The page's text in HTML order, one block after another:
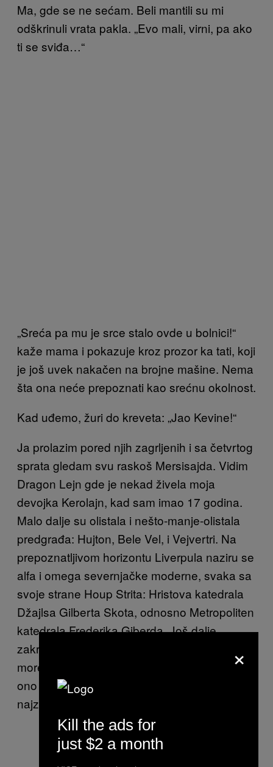
Ma, gde se ne sećam. Beli mantili su mi
odškrinuli vrata pakla. „Evo mali, virni, pa ako
ti se sviđa…“
„Sreća pa mu je srce stalo ovde u bolnici!“
kaže mama i pokazuje kroz prozor ka tati, koji
je još uvek nakačen na brojne mašine. Nema
šta ona neće prepoznati kao srećnu okolnost.
Kad uđemo, žuri do kreveta: „Jao Kevine!“
Ja prolazim pored njih zagrljenih i sa četvrtog
sprata gledam svu raskoš Mersisajda. Vidim
Dragon Lejn gde je nekad živela moja
devojka Kerolajn, kad sam imao 17 godina.
Malo dalje su olistala i nešto-manje-olistala
predgrađa: Hujton, Bele Vel, i Vejvertri. Na
prepoznatljivom horizontu Liverpula naziru se
alfa i omega severnjačke moderne, svaka sa
svoje strane Houp Strita: Hristova katedrala
Džajlsa Gilberta Skota, odnosno Metropoliten
katedrala Frederika Giberda. Još dalje,
zakrivljenost planete krije Brikenhed, Irsko
more, Božju Zemlju, i Atlantski okean. Kad se
ono dvoje iza mene malo smirilo, mogao sam
najzad da se okrenem i pogledam ih.
×
Kill the ads for
just $2 a month